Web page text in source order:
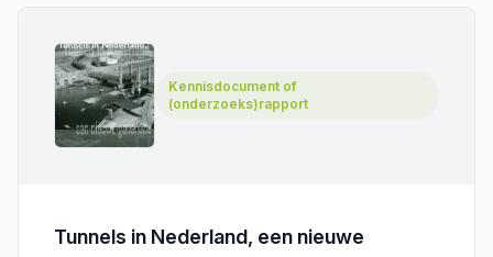
gemonitord, op welke manier en met welke
frequentie? Daarbij gaat het vooralsnog om het
verzamelen van data voor wetenschappelijk
onderzoek (door PhD-, PDeng- en MSc-studenten).
Kennisdocument of
(onderzoeks)rapport
Tunnels in Nederland, een nieuwe